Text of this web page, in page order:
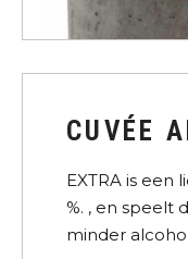
CUVÉE
EXTRA is een
%. , en speelt
minder